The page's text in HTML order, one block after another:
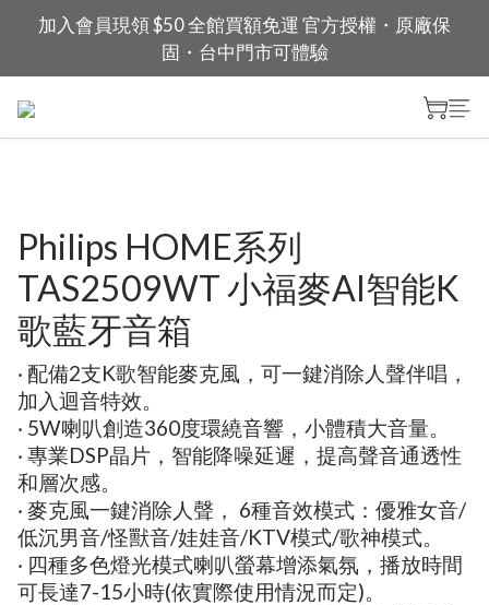
加入會員現領 $50 全館買額免運 官方授權・原廠保
固・台中門市可體驗
Philips HOME系列
TAS2509WT 小福麥AI智能K
歌藍牙音箱
‧ 配備2支K歌智能麥克風，可一鍵消除人聲伴唱，
加入迴音特效。
‧ 5W喇叭創造360度環繞音響，小體積大音量。
‧ 專業DSP晶片，智能降噪延遲，提高聲音通透性
和層次感。
‧ 麥克風一鍵消除人聲， 6種音效模式：優雅女音/
低沉男音/怪獸音/娃娃音/KTV模式/歌神模式。
‧ 四種多色燈光模式喇叭螢幕增添氣氛，播放時間
可長達7-15小時(依實際使用情況而定)。